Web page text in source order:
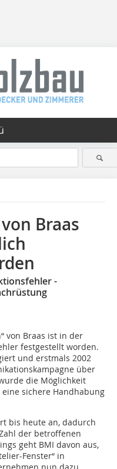
Braas
-
von Braas ist in der
festgestellt worden.
und erstmals 2002
über
die Möglichkeit
sichere Handhabung
bis heute an, dadurch
der betroffenen
geht BMI davon aus,
Fenster“ in